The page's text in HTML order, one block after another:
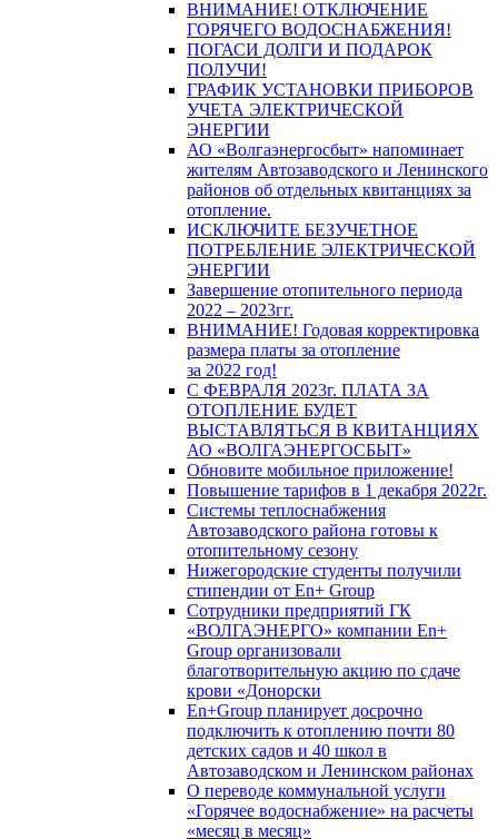
ВНИМАНИЕ! ОТКЛЮЧЕНИЕ
ГОРЯЧЕГО ВОДОСНАБЖЕНИЯ!
ПОГАСИ ДОЛГИ И ПОДАРОК
ПОЛУЧИ!
ГРАФИК УСТАНОВКИ ПРИБОРОВ
УЧЕТА ЭЛЕКТРИЧЕСКОЙ
ЭНЕРГИИ
АО «Волгаэнергосбыт» напоминает
жителям Автозаводского и Ленинского
районов об отдельных квитанциях за
отопление.
ИСКЛЮЧИТЕ БЕЗУЧЕТНОЕ
ПОТРЕБЛЕНИЕ ЭЛЕКТРИЧЕСКОЙ
ЭНЕРГИИ
Завершение отопительного периода
2022 – 2023гг.
ВНИМАНИЕ! Годовая корректировка
размера платы за отопление
за 2022 год!
С ФЕВРАЛЯ 2023г. ПЛАТА ЗА
ОТОПЛЕНИЕ БУДЕТ
ВЫСТАВЛЯТЬСЯ В КВИТАНЦИЯХ
АО «ВОЛГАЭНЕРГОСБЫТ»
Обновите мобильное приложение!
Повышение тарифов в 1 декабря 2022г.
Системы теплоснабжения
Автозаводского района готовы к
отопительному сезону
Нижегородские студенты получили
стипендии от En+ Group
Сотрудники предприятий ГК
«ВОЛГАЭНЕРГО» компании En+
Group организовали
благотворительную акцию по сдаче
крови «Донорски
En+Group планирует досрочно
подключить к отоплению почти 80
детских садов и 40 школ в
Автозаводском и Ленинском районах
О переводе коммунальной услуги
«Горячее водоснабжение» на расчеты
«месяц в месяц»